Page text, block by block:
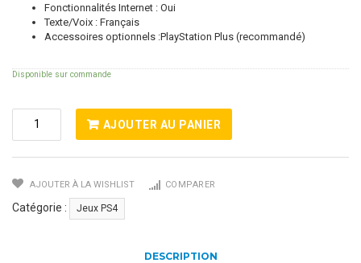
Fonctionnalités Internet : Oui
Texte/Voix : Français
Accessoires optionnels :PlayStation Plus (recommandé)
Disponible sur commande
Quantité
De
PES
Pro
Evolution
AJOUTER AU PANIER
AJOUTER À LA WISHLIST COMPARER
Catégorie : Jeux PS4
DESCRIPTION